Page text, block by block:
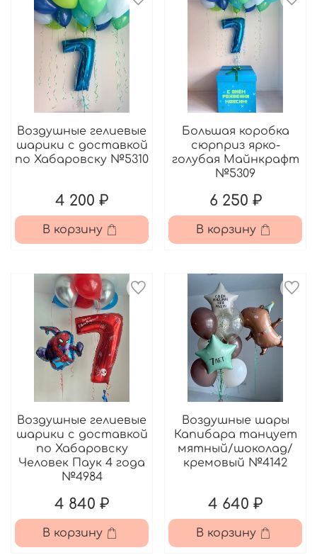
Воздушные гелиевые
шарики с доставкой
по Хабаровску №5310
4 200 ₽
В корзину
Большая коробка
сюрприз ярко-
голубая Майнкрафт
№5309
6 250 ₽
В корзину
Воздушные гелиевые
шарики с доставкой
по Хабаровску
Человек Паук 4 года
№4984
4 840 ₽
В корзину
Воздушные шары
Капибара танцует
мятный/шоколад/
кремовый №4142
4 640 ₽
В корзину